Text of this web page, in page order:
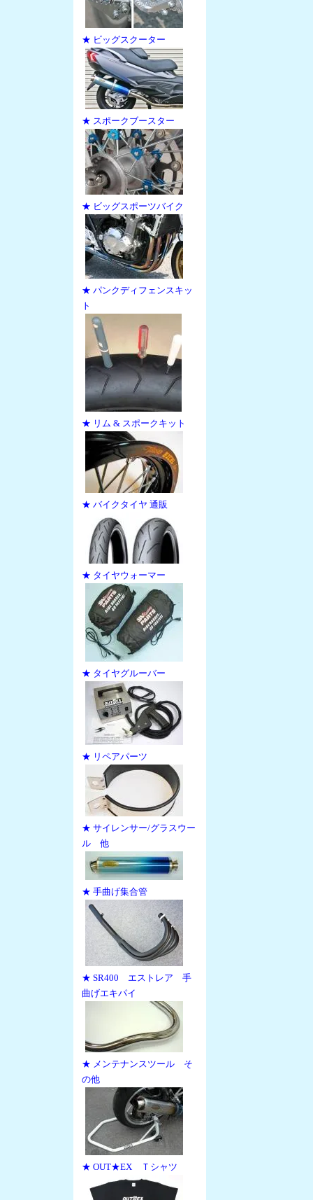
★ ビッグスクーター
★ スポークブースター
★ ビッグスポーツバイク
★ パンクディフェンスキッ
ト
★ リム & スポークキット
★ バイクタイヤ 通販
★ タイヤウォーマー
★ タイヤグルーバー
★ リペアパーツ
★ サイレンサー/グラスウー
ル 他
★ 手曲げ集合管
★ SR400 エストレア 手
曲げエキパイ
★ メンテナンスツール そ
の他
★ OUT★EX Ｔシャツ